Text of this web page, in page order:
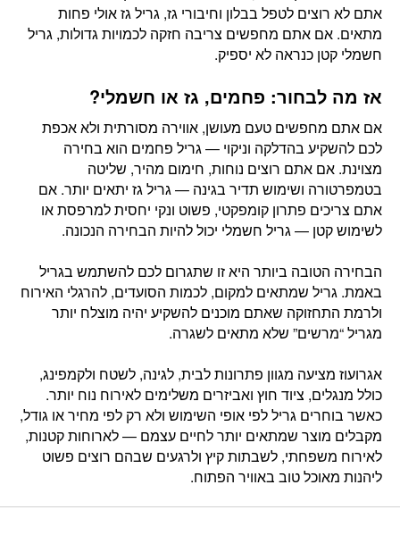
אתם לא רוצים לטפל בבלון וחיבורי גז, גריל גז אולי פחות
מתאים. אם אתם מחפשים צריבה חזקה לכמויות גדולות, גריל
חשמלי קטן כנראה לא יספיק.
אז מה לבחור: פחמים, גז או חשמלי?
אם אתם מחפשים טעם מעושן, אווירה מסורתית ולא אכפת
לכם להשקיע בהדלקה וניקוי — גריל פחמים הוא בחירה
מצוינת. אם אתם רוצים נוחות, חימום מהיר, שליטה
בטמפרטורה ושימוש תדיר בגינה — גריל גז יתאים יותר. אם
אתם צריכים פתרון קומפקטי, פשוט ונקי יחסית למרפסת או
לשימוש קטן — גריל חשמלי יכול להיות הבחירה הנכונה.
הבחירה הטובה ביותר היא זו שתגרום לכם להשתמש בגריל
באמת. גריל שמתאים למקום, לכמות הסועדים, להרגלי האירוח
ולרמת התחזוקה שאתם מוכנים להשקיע יהיה מוצלח יותר
מגריל “מרשים” שלא מתאים לשגרה.
אגרועוז מציעה מגוון פתרונות לבית, לגינה, לשטח ולקמפינג,
כולל מנגלים, ציוד חוץ ואביזרים משלימים לאירוח נוח יותר.
כאשר בוחרים גריל לפי אופי השימוש ולא רק לפי מחיר או גודל,
מקבלים מוצר שמתאים יותר לחיים עצמם — לארוחות קטנות,
לאירוח משפחתי, לשבתות קיץ ולרגעים שבהם רוצים פשוט
ליהנות מאוכל טוב באוויר הפתוח.